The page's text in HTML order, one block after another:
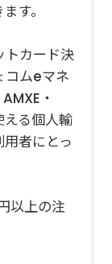
す。
トカード決
コムeマネ
・
る個人輸
者にとっ
以上の注